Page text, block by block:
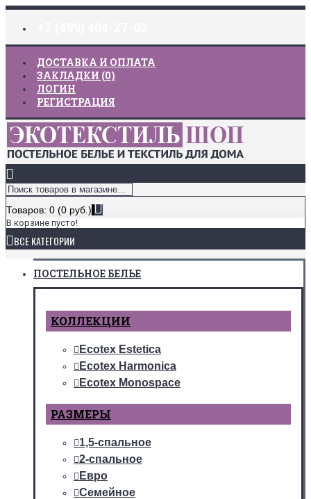
ДОСТАВКА И ОПЛАТА
ЗАКЛАДКИ (0)
ЛОГИН
РЕГИСТРАЦИЯ
Товаров: 0 (0 руб.)
В корзине пусто!
ВСЕ КАТЕГОРИИ
ПОСТЕЛЬНОЕ БЕЛЬЕ
КОЛЛЕКЦИИ
Ecotex Estetica
Ecotex Harmonica
Ecotex Monospace
РАЗМЕРЫ
1,5-спальное
2-спальное
Евро
Семейное